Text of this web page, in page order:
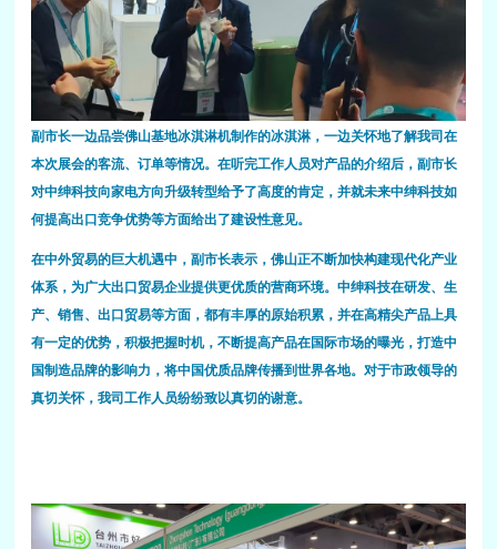
副市长一边品尝佛山基地冰淇淋机制作的冰淇淋，一边关怀地了解我司在
本次展会的客流、订单等情况。在听完工作人员对产品的介绍后，副市长
对中绅科技向家电方向升级转型给予了高度的肯定，并就未来中绅科技如
何提高出口竞争优势等方面给出了建设性意见。
在中外贸易的巨大机遇中，副市长表示，佛山正不断加快构建现代化产业
体系，为广大出口贸易企业提供更优质的营商环境。中绅科技在研发、生
产、销售、出口贸易等方面，都有丰厚的原始积累，并在高精尖产品上具
有一定的优势，积极把握时机，不断提高产品在国际市场的曝光，打造中
国制造品牌的影响力，将中国优质品牌传播到世界各地。对于市政领导的
真切关怀，我司工作人员纷纷致以真切的谢意。